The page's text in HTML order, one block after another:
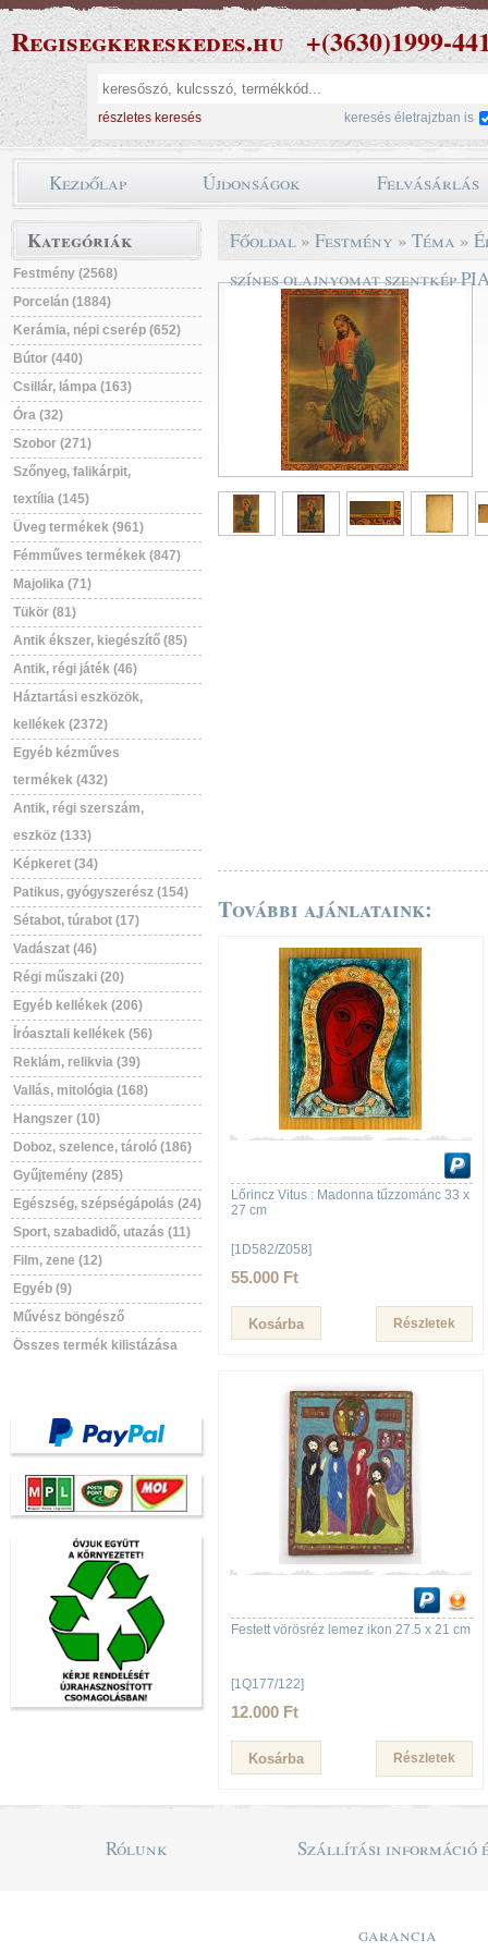
Regisegkereskedes.hu +(3630)1999-
részletes keresés keresés életrajzban is
Kezdőlap Újdonságok Felvásárlás
Kategóriák
Festmény (2568)
Porcelán (1884)
Kerámia, népi cserép (652)
Bútor (440)
Csillár, lámpa (163)
Óra (32)
Szobor (271)
Szőnyeg, falikárpit,
textília (145)
Üveg termékek (961)
Fémműves termékek (847)
Majolika (71)
Tükör (81)
Antik ékszer, kiegészítő (85)
Antik, régi játék (46)
Háztartási eszközök,
kellékek (2372)
Egyéb kézműves
termékek (432)
Antik, régi szerszám,
eszköz (133)
Képkeret (34)
Patikus, gyógyszerész (154)
Sétabot, túrabot (17)
Vadászat (46)
Régi műszaki (20)
Egyéb kellékek (206)
Íróasztali kellékek (56)
Reklám, relikvia (39)
Vallás, mitológia (168)
Hangszer (10)
Doboz, szelence, tároló (186)
Gyűjtemény (285)
Egészség, szépségápolás (24)
Sport, szabadidő, utazás (11)
Film, zene (12)
Egyéb (9)
Művész böngésző
Összes termék kilistázása
Főoldal » Festmény » Téma »
színes olajnyomat szentkép
További ajánlataink:
Lőrincz Vitus : Madonna tűzzománc 33 x
27 cm
[1D582/Z058]
55.000 Ft
Részletek
Festett vörösréz lemez ikon 27.5 x 21 cm
[1Q177/122]
12.000 Ft
Részletek
Rólunk Szállítási információ
garancia